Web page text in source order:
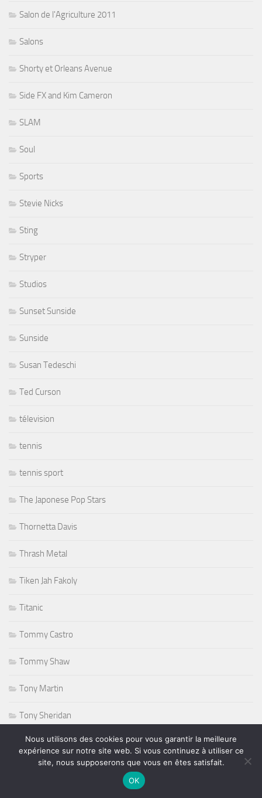
Salon de l'Agriculture 2011
Salons
Shorty et Orleans Avenue
Side FX and Kim Cameron
SLAM
Soul
Sports
Stevie Nicks
Sting
Stryper
Studios
Sunset Sunside
Sunside
Susan Tedeschi
Ted Curson
télevision
tennis
tennis sport
The Japonese Pop Stars
Thornetta Davis
Thrash Metal
Tiken Jah Fakoly
Titanic
Tommy Castro
Tommy Shaw
Tony Martin
Tony Sheridan
Tourisme
Nous utilisons des cookies pour vous garantir la meilleure
expérience sur notre site web. Si vous continuez à utiliser ce
site, nous supposerons que vous en êtes satisfait.
OK